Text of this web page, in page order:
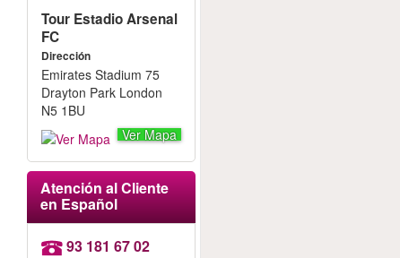
Tour Estadio Arsenal
FC
Dirección
Emirates Stadium 75
Drayton Park London
N5 1BU
Ver Mapa
Atención al Cliente
en Español
93 181 67 02